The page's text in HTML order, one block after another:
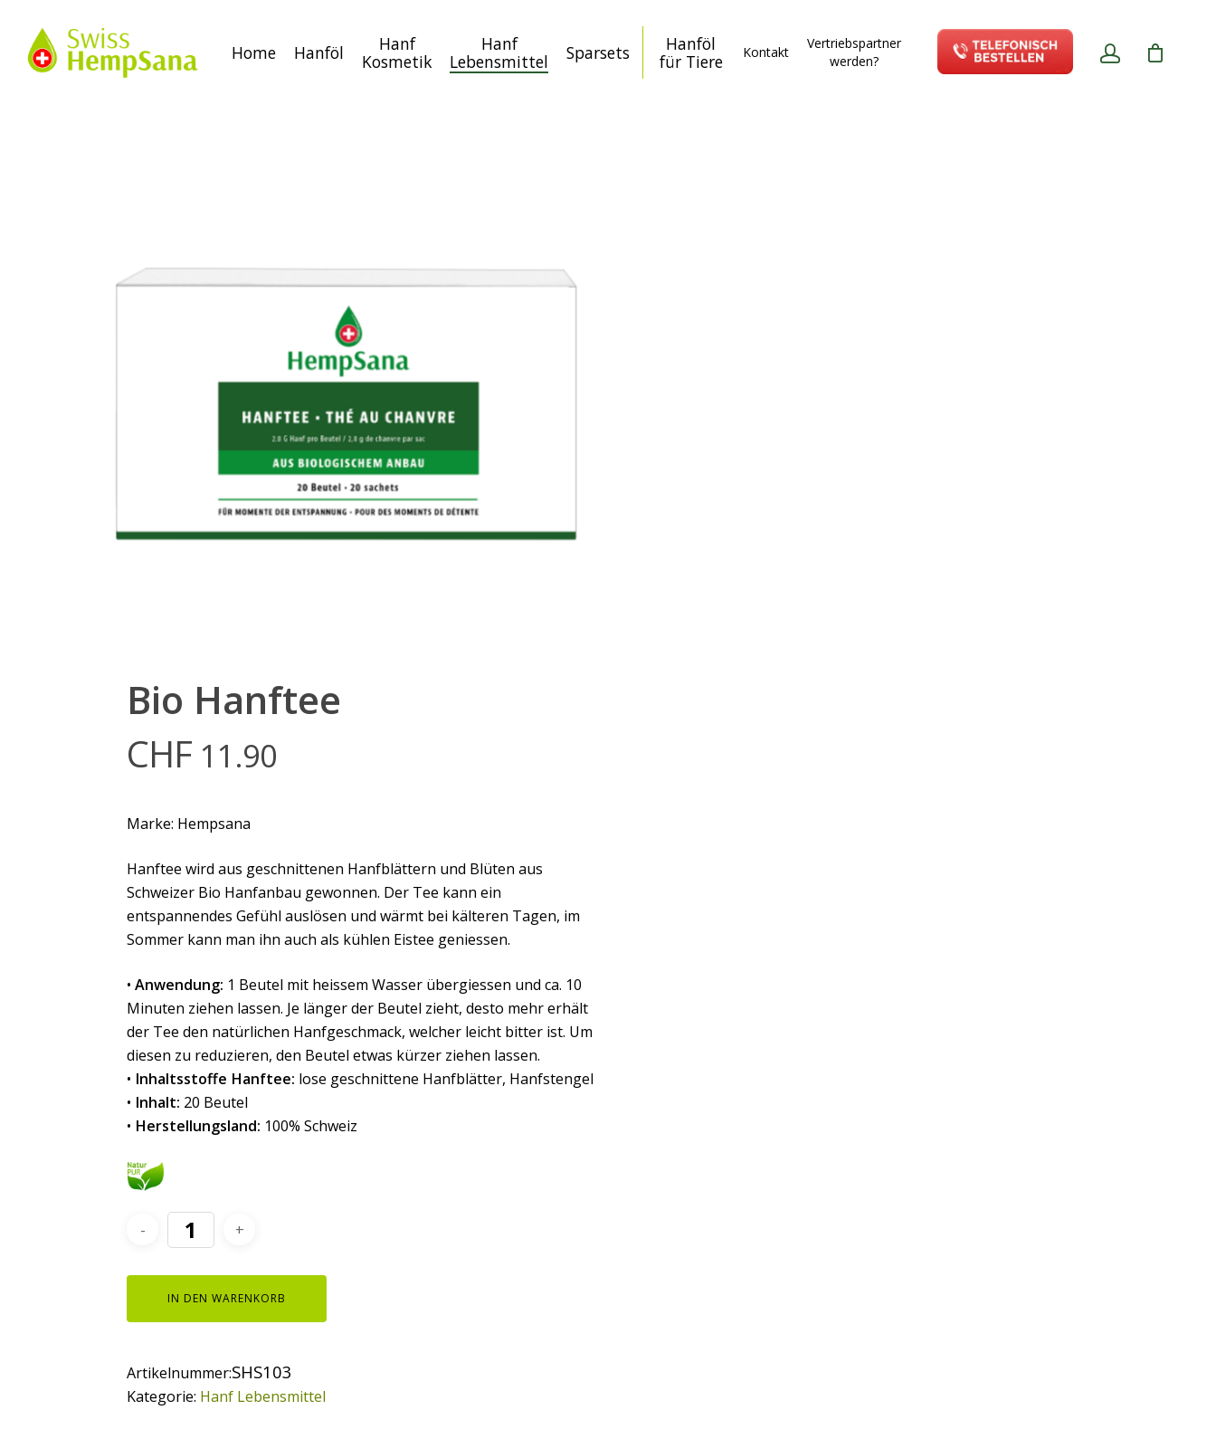
Hit enter to search or ESC to close
Home Hanföl
Hanf
Kosmetik
Hanf
Lebensmittel
Sparsets
Hanföl
für Tiere
Kontakt
Vertriebspartner
werden?
Bio Hanftee
CHF 11.90
Marke: Hempsana
Hanftee wird aus geschnittenen Hanfblättern und Blüten aus
Schweizer Bio Hanfanbau gewonnen. Der Tee kann ein
entspannendes Gefühl auslösen und wärmt bei kälteren Tagen, im
Sommer kann man ihn auch als kühlen Eistee geniessen.
• Anwendung: 1 Beutel mit heissem Wasser übergiessen und ca. 10
Minuten ziehen lassen. Je länger der Beutel zieht, desto mehr erhält
der Tee den natürlichen Hanfgeschmack, welcher leicht bitter ist. Um
diesen zu reduzieren, den Beutel etwas kürzer ziehen lassen.
• Inhaltsstoffe Hanftee: lose geschnittene Hanfblätter, Hanfstengel
• Inhalt: 20 Beutel
• Herstellungsland: 100% Schweiz
IN DEN WARENKORB
Artikelnummer:SHS103
Kategorie: Hanf Lebensmittel